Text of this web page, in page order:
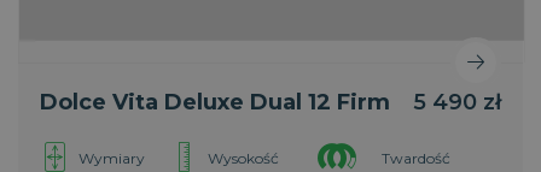
Dolce Vita Deluxe Dual 12 Firm 5 490 zł
Wymiary Wysokość Twardość